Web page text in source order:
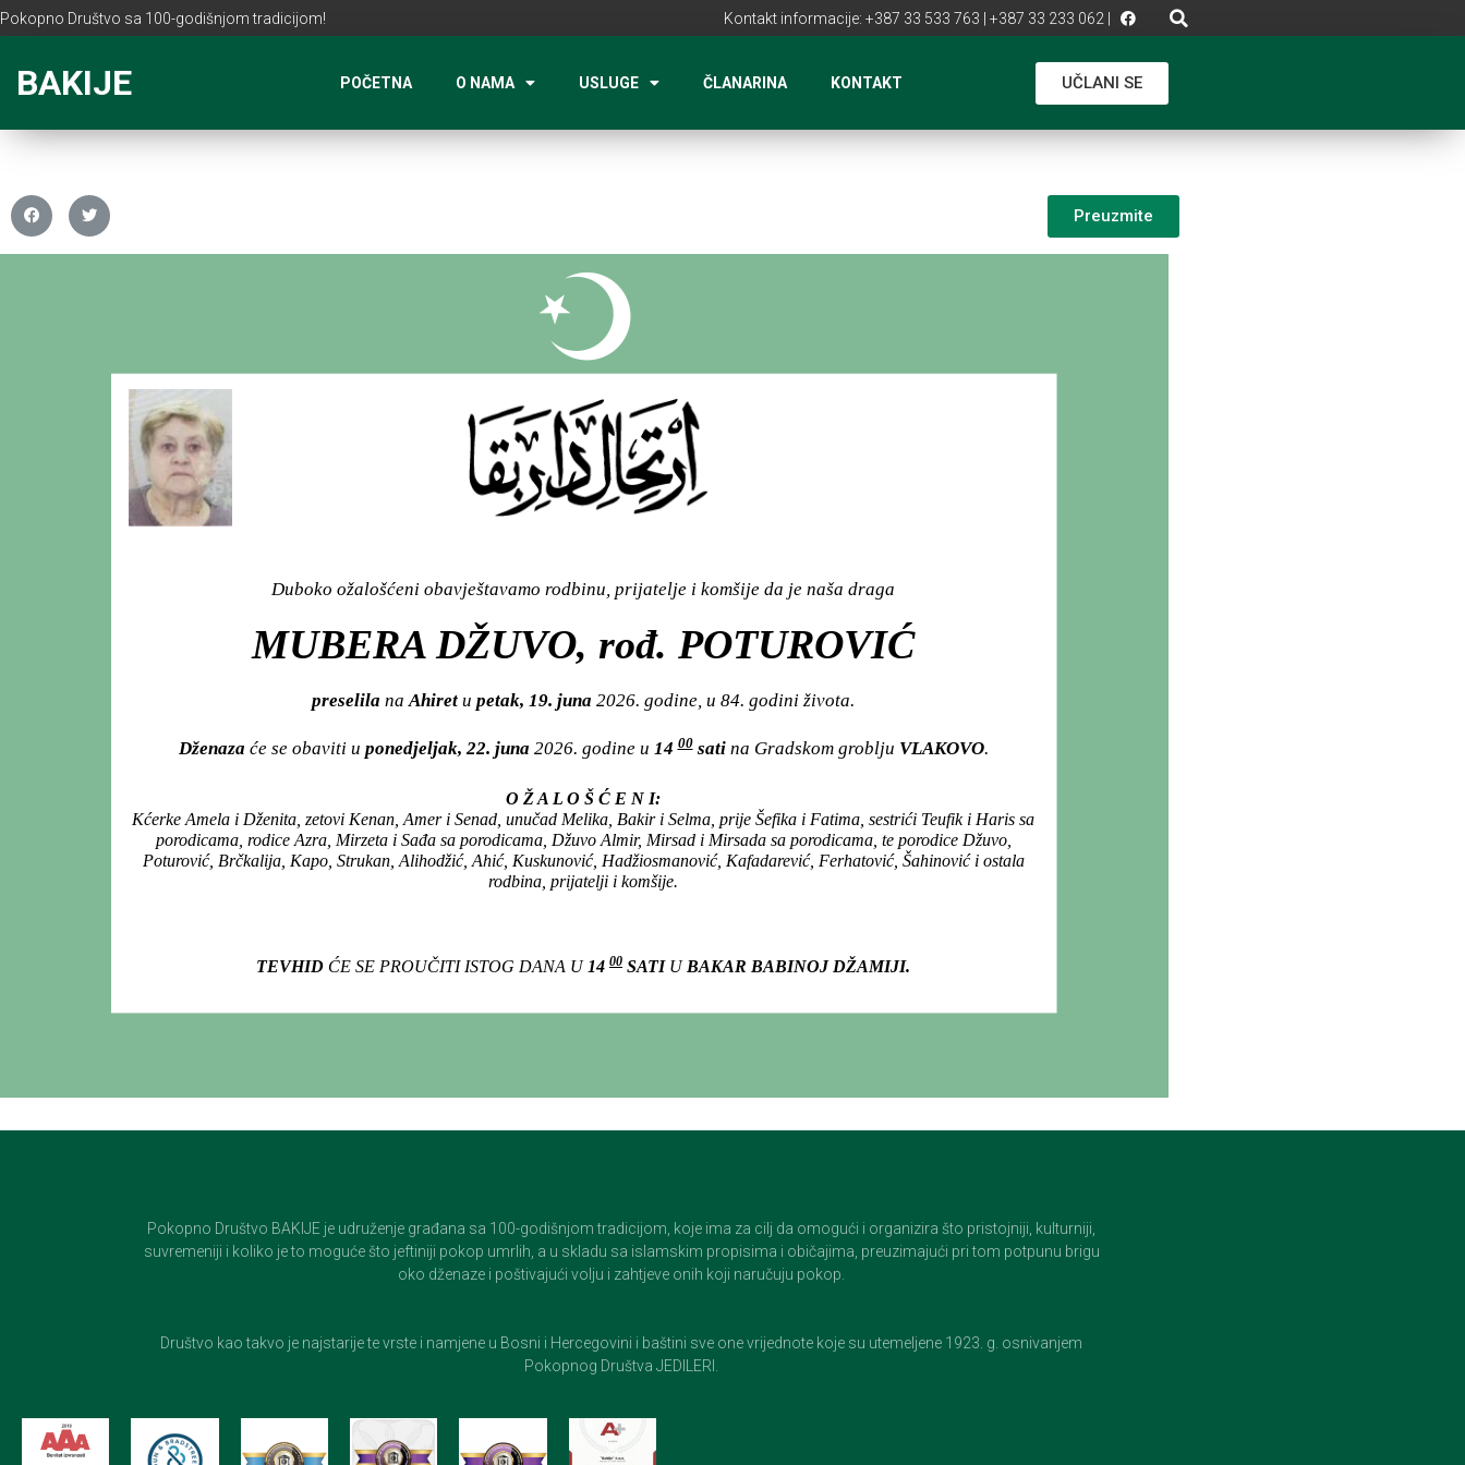
Pokopno Društvo sa 100-godišnjom tradicijom! Kontakt informacije: +387 33 533 763 | +387 33 233 062 |
BAKIJE POČETNA O NAMA USLUGE ČLANARINA KONTAKT UČLANI SE
Preuzmite
Duboko ožalošćeni obavještavamo rodbinu, prijatelje i komšije da je naša draga
MUBERA DŽUVO, rođ. POTUROVIĆ
preselila na Ahiret u petak, 19. juna 2026. godine, u 84. godini života.
Dženaza će se obaviti u ponedjeljak, 22. juna 2026. godine u 1400satina Gradskom groblju VLAKOVO.
O Ž A L O Š Ć E N I:
Kćerke Amela i Dženita, zetovi Kenan, Amer i Senad, unučad Melika, Bakir i Selma, prije Šefika i Fatima, sestrići Teufik i Haris sa
porodicama, rodice Azra, Mirzeta i Sađa sa porodicama, Džuvo Almir, Mirsad i Mirsada sa porodicama, te porodice Džuvo,
Poturović, Brčkalija, Kapo, Strukan, Alihodžić, Ahić, Kuskunović, Hadžiosmanović, Kafadarević, Ferhatović, Šahinović i ostala
rodbina, prijatelji i komšije.
TEVHID ĆE SE PROUČITI ISTOG DANA U 14 00 SATIU BAKAR BABINOJ DŽAMIJI.
Pokopno Društvo BAKIJE je udruženje građana sa 100-godišnjom tradicijom, koje ima za cilj da omogući i organizira što pristojniji, kulturniji,
suvremeniji i koliko je to moguće što jeftiniji pokop umrlih, a u skladu sa islamskim propisima i običajima, preuzimajući pri tom potpunu brigu
oko dženaze i poštivajući volju i zahtjeve onih koji naručuju pokop.
Društvo kao takvo je najstarije te vrste i namjene u Bosni i Hercegovini i baštini sve one vrijednote koje su utemeljene 1923. g. osnivanjem
Pokopnog Društva JEDILERI.